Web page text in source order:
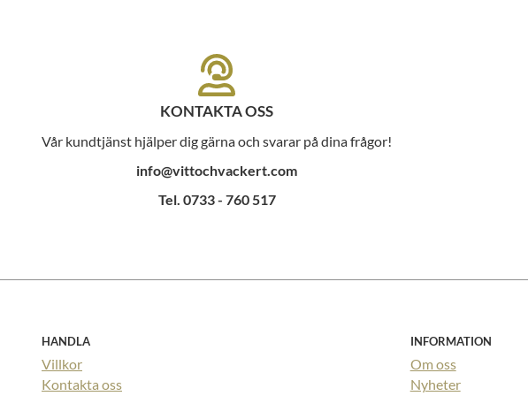
KONTAKTA OSS
Vår kundtjänst hjälper dig gärna och svarar på dina frågor!
info@vittochvackert.com
Tel. 0733 - 760 517
HANDLA
Villkor
Kontakta oss
INFORMATION
Om oss
Nyheter